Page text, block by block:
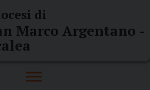
di
Marco Argentano -